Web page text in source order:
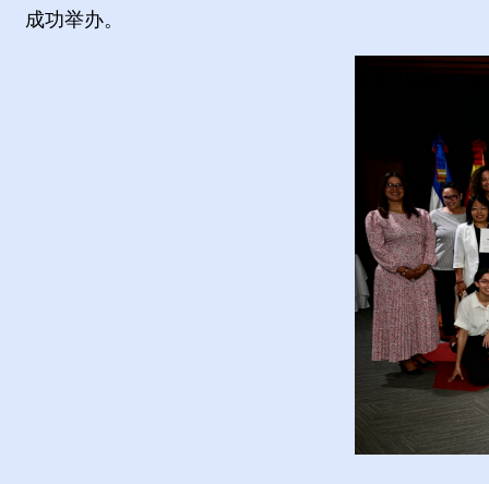
成功举办。